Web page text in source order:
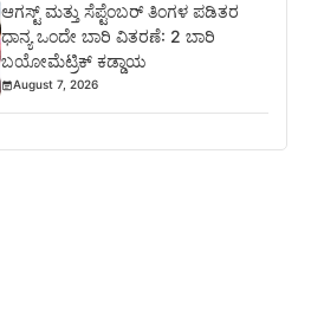
ಆಗಸ್ಟ್ ಮತ್ತು ಸೆಪ್ಟೆಂಬರ್ ತಿಂಗಳ ಪಡಿತರ
ಧಾನ್ಯ ಒಂದೇ ಬಾರಿ ವಿತರಣೆ: 2 ಬಾರಿ
ಬಯೋಮೆಟ್ರಿಕ್ ಕಡ್ಡಾಯ
August 7, 2026